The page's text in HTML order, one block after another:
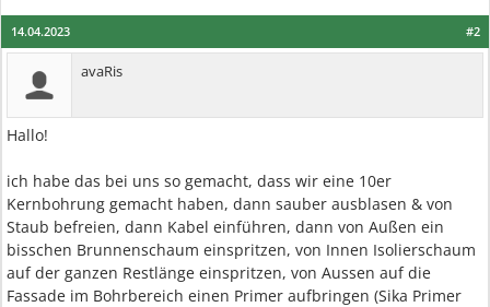
#2
14.04.2023
avaRis
Hallo!
ich habe das bei uns so gemacht, dass wir eine 10er
Kernbohrung gemacht haben, dann sauber ausblasen & von
Staub befreien, dann Kabel einführen, dann von Außen ein
bisschen Brunnenschaum einspritzen, von Innen Isolierschaum
auf der ganzen Restlänge einspritzen, von Aussen auf die
Fassade im Bohrbereich einen Primer aufbringen (Sika Primer